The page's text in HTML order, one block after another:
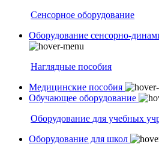
Сенсорное оборудование
Оборудование сенсорно-
Наглядные пособия
Медицинские пособия
Обучающее оборудование
Оборудование для учебных
Оборудование для школ